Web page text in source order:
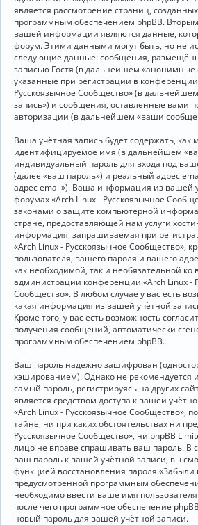
является рассмотрение страниц,
программным обеспечением phpBB.
вашей информации являются данные,
форум. Этими данными могут быть, но не
следующие данные: сообщения,
записью Гостя (в дальнейшем
указанные при регистрации в
Русскоязычное Сообщество» (в
запись») и сообщения, оставленные вами
авторизации (в дальнейшем «ваши
Ваша учётная запись будет содержать,
идентифицируемое имя (в дальнейшем
индивидуальный пароль для входа под
(далее «ваш пароль») и реальный адрес
адрес email»). Ваша информация из вашей
форумах «Arch Linux - Русскоязычное
законами о защите компьютерной
стране, предоставляющей нам услуги
информация, запрашиваемая при
«Arch Linux - Русскоязычное Сообщество»,
пользователя, вашего пароля и вашего
как необходимой, так и необязательной ко
администрации конференции «Arch Linux -
Сообщество». В любом случае у вас есть
какая информация из вашей учётной
Кроме того, у вас есть возможность
получения сообщений, автоматически
программным обеспечением phpBB.
Ваш пароль надёжно зашифрован
хэшированием). Однако не рекомендуется
самый пароль, регистрируясь на других
является средством доступа к вашей
«Arch Linux - Русскоязычное Сообщество»,
тайне, ни при каких обстоятельствах ни
Русскоязычное Сообщество», ни phpBB
лицо не вправе спрашивать ваш пароль. В
ваш пароль к вашей учётной записи, вы
функцией восстановления пароля «Забыли
предусмотренной программным
необходимо ввести ваше имя
после чего программное обеспечение
новый пароль для вашей учётной записи.